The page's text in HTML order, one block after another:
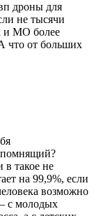
дроны для
не тысячи
и МО более
что от больших
помнящий?
такое не
на 99,9%, если
возможно
с молодых